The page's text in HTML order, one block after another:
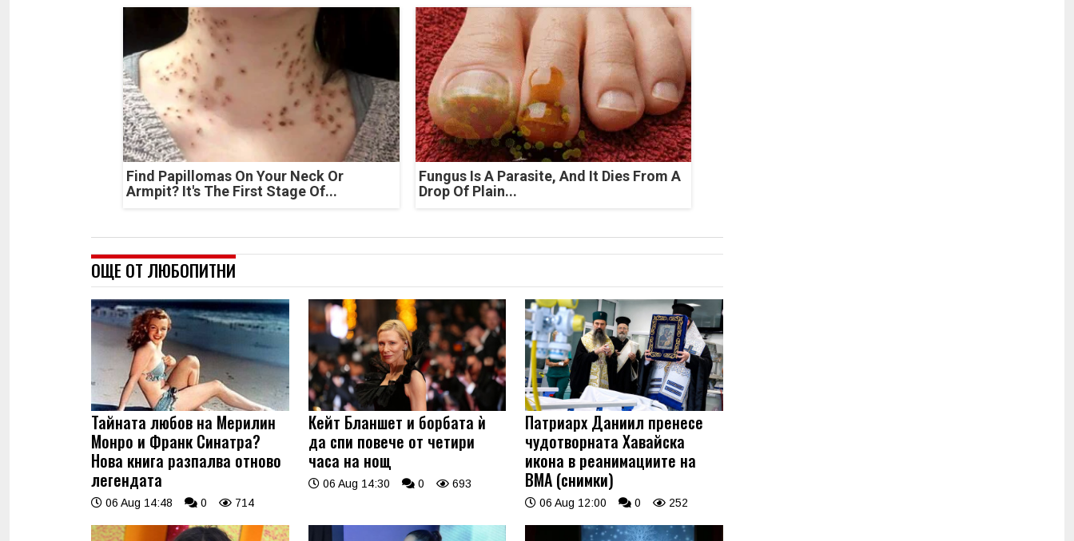
Find Papillomas On Your Neck Or
Armpit? It's The First Stage Of...
Fungus Is A Parasite, And It Dies From A
Drop Of Plain...
ОЩЕ ОТ ЛЮБОПИТНИ
Тайната любов на Мерилин
Монро и Франк Синатра?
Нова книга разпалва отново
легендата
06 Aug 14:48 0 714
Кейт Бланшет и борбата ѝ
да спи повече от четири
часа на нощ
06 Aug 14:30 0 693
Патриарх Даниил пренесе
чудотворната Хавайска
икона в реанимациите на
ВМА (снимки)
06 Aug 12:00 0 252